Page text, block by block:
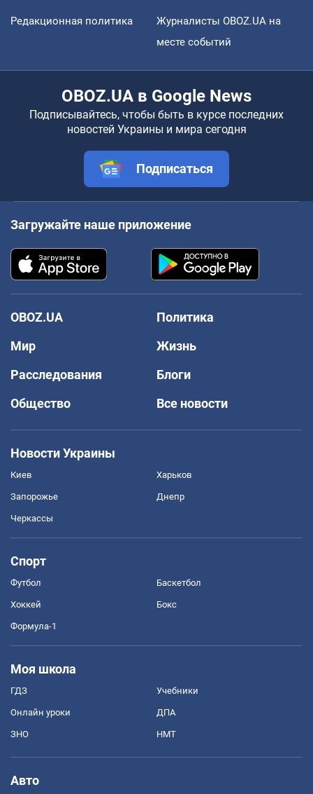
Редакционная политика
Журналисты OBOZ.UA на
месте событий
OBOZ.UA в Google News
Подписывайтесь, чтобы быть в курсе последних
новостей Украины и мира сегодня
Подписаться
Загружайте наше приложение
OBOZ.UA
Политика
Мир
Жизнь
Расследования
Блоги
Общество
Все новости
Новости Украины
Киев Харьков
Запорожье Днепр
Черкассы
Спорт
Футбол Баскетбол
Хоккей Бокс
Формула-1
Моя школа
ГДЗ Учебники
Онлайн уроки ДПА
ЗНО НМТ
Авто